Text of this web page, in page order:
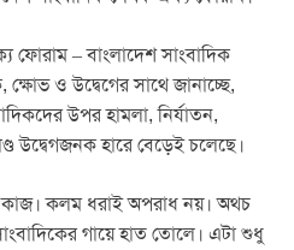
ফোরাম – বাংলাদেশ সাংবাদিক
ও উদ্বেগের সাথে জানাচ্ছে,
উপর হামলা, নির্যাতন,
উদ্বেগজনক হারে বেড়েই চলেছে।
কাজ। কলম ধরাই অপরাধ নয়। অথচ
গায়ে হাত তোলে। এটা শুধু